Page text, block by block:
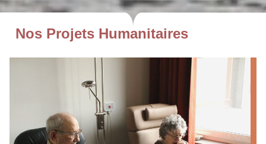
Nos Projets Humanitaires